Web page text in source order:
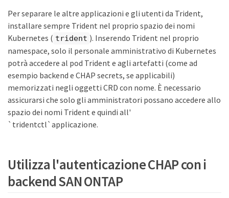
Per separare le altre applicazioni e gli utenti da Trident,
installare sempre Trident nel proprio spazio dei nomi
Kubernetes ( trident ). Inserendo Trident nel proprio
namespace, solo il personale amministrativo di Kubernetes
potrà accedere al pod Trident e agli artefatti (come ad
esempio backend e CHAP secrets, se applicabili)
memorizzati negli oggetti CRD con nome. È necessario
assicurarsi che solo gli amministratori possano accedere allo
spazio dei nomi Trident e quindi all'
`tridentctl`applicazione.
Utilizza l'autenticazione CHAP con i
backend SAN ONTAP